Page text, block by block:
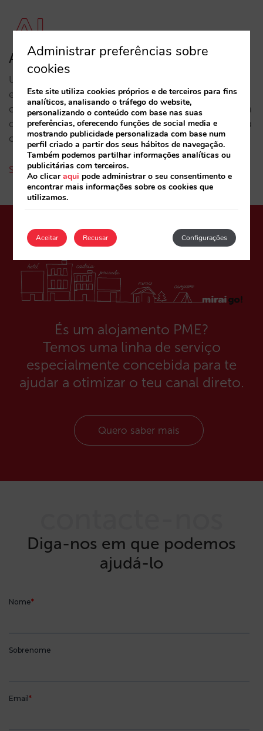
AI Infrastructure
Uma arquitetura unificada concebida de raiz para a
era conversacional e agêntica. Integra cinco
componentes fundamentais que trabalham de forma
coordenada para garantir a coerência, o controlo e a
capacidade de venda.
Saber mais
És um alojamento PME?
Temos uma linha de serviço
especialmente concebida para te
ajudar a otimizar o teu canal direto.
Quero saber mais
Diga-nos em que podemos
ajudá-lo
Administrar preferências sobre
cookies
Este site utiliza cookies próprios e de terceiros para fins
analíticos, analisando o tráfego do website,
personalizando o conteúdo com base nas suas
preferências, oferecendo funções de social media e
mostrando publicidade personalizada com base num
perfil criado a partir dos seus hábitos de navegação.
Também podemos partilhar informações analíticas ou
publicitárias com terceiros.
Ao clicaraqui pode administrar o seu consentimento e
encontrar mais informações sobre os cookies que
utilizamos.
Aceitar Configurações
Recusar